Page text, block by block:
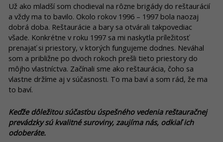
Už ako mladší som chodieval na rôzne brigády do reštaurácií
a vždy ma to bavilo. Okolo rokov 1996 – 1997 bola naozaj
dobrá doba. Reštaurácie a bary sa otvárali takpovediac
všade. Konkrétne v roku 1997 sa mi naskytla príležitosť
prenajať si priestory, v ktorých fungujeme dodnes. Neváhal
som a približne po dvoch rokoch prešli tieto priestory do
môjho vlastníctva. Začínali sme ako reštaurácia, čoho sa
vlastne držíme aj v súčasnosti. To ma baví a som rád, že ma
to baví.
Keďže dôležitou súčasťou úspešného vedenia reštauračnej
prevádzky sú kvalitné suroviny, zaujíma nás, odkiaľ ich
odoberáte.